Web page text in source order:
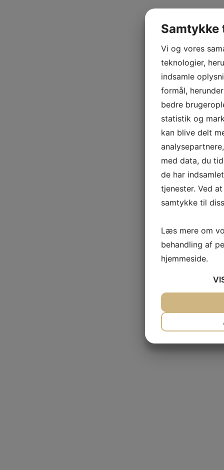
Vi og vores
teknologier,
indsamle
formål,
bedre
statistik og
kan blive delt
med data, du
de har
tjenester. Ved
samtykke til
Læs mere om
behandling af
hjemmeside.